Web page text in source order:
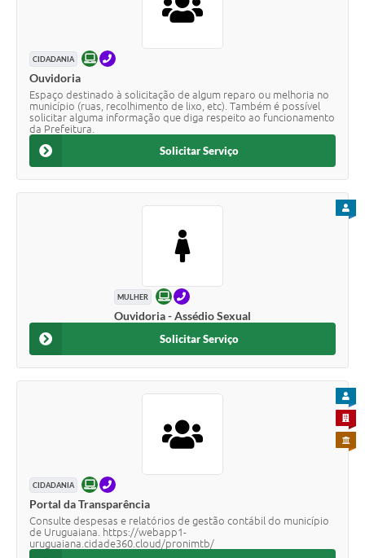
CIDADANIA ONLINETELEFONE
Ouvidoria
Espaço destinado à solicitação de algum reparo ou melhoria no
município (ruas, recolhimento de lixo, etc). Também é possível
solicitar alguma informação que diga respeito ao funcionamento
da Prefeitura.
Solicitar Serviço
MULHER ONLINETELEFONE
Ouvidoria - Assédio Sexual
Solicitar Serviço
CIDADANIA ONLINETELEFONE
Portal da Transparência
Consulte despesas e relatórios de gestão contábil do município
de Uruguaiana. https://webapp1-
uruguaiana.cidade360.cloud/pronimtb/
PARA
PARA